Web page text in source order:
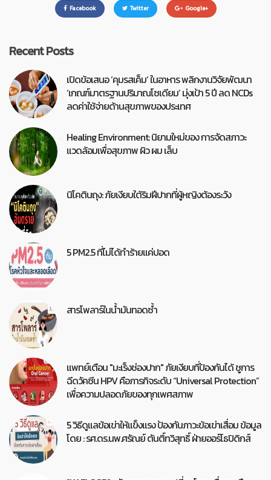
Facebook Twitter Google+
Recent Posts
เปิดข้อเสนอ ‘คุมรสเค็ม’ ในอาหาร พลิกงานวิจัยพัฒนา
‘เกณฑ์มาตรฐานปริมาณโซเดียม’ มุ่งเป้า 5 ปี ลด NCDs
ลดค่าใช้จ่ายด้านสุขภาพของประเทศ
Healing Environment: นิยามใหม่ของ การจัดสภาวะ
แวดล้อมเพื่อสุขภาพ ผิว ผม เล็บ
นิโคตินถุง: ภัยเงียบใต้ริมฝีปากที่ผู้หญิงต้องระวัง
5 PM2.5 ที่ไม่ได้ทำร้ายแค่ปอด
สารโพลาร์ในน้ำมันทอดซ้ำ
แพทย์เตือน "มะเร็งช่องปาก" ภัยเงียบที่ป้องกันได้ ชูการ
ฉีดวัคซีน HPV คือภารกิจระดับ “Universal Protection”
เพื่อความปลอดภัยของทุกเพศสภาพ
5 วิธีดูแลข้อเข่าให้แข็งแรง ป้องกันภาวะข้อเข่าเสื่อม ข้อมูล
โดย : รศ.ดร.นพ.ศรัณย์ ตันติ์ทวิสุทธิ์ ฝ่ายออร์โธปิดิกส์